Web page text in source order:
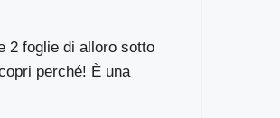
2 foglie di alloro sotto
perché! È una